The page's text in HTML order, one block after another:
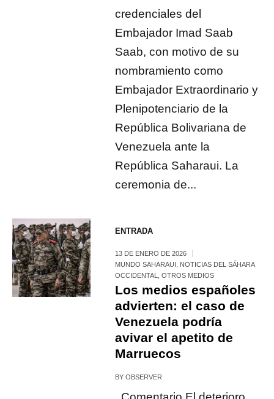
credenciales del
Embajador Imad Saab
Saab, con motivo de su
nombramiento como
Embajador Extraordinario y
Plenipotenciario de la
República Bolivariana de
Venezuela ante la
República Saharaui. La
ceremonia de...
ENTRADA
13 DE ENERO DE 2026
MUNDO SAHARAUI
NOTICIAS DEL SÁHARA
OCCIDENTAL
,OTROS MEDIOS
Los medios españoles
advierten: el caso de
Venezuela podría
avivar el apetito de
Marruecos
BYOBSERVER